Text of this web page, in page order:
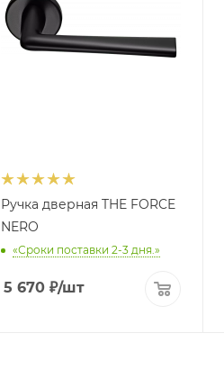
Ручка дверная THE FORCE
NERO
«Сроки поставки 2-3 дня.»
5 670 ₽/шт